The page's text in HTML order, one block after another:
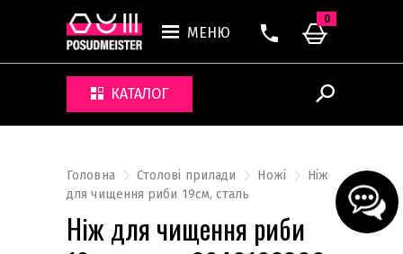
МЕНЮ
КАТАЛОГ
0
Головна Столові прилади Ножі
Ніж
для чищення риби 19см, сталь
Ніж для чищення риби